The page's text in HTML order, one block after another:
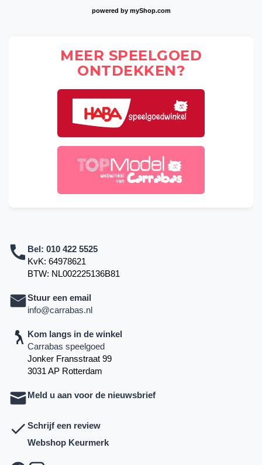
powered by myShop.com
MEER SPEELGOED
ONTDEKKEN?
Bel: 010 422 5525
KvK: 64978621
BTW: NL002225136B81
Stuur een email
info@carrabas.nl
Kom langs in de winkel
Carrabas speelgoed
Jonker Fransstraat 99
3031 AP Rotterdam
Meld u aan voor de nieuwsbrief
Schrijf een review
Webshop Keurmerk